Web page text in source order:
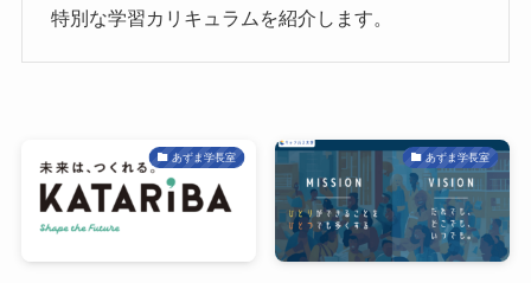
特別な学習カリキュラムを紹介します。
あずま学長室 あずま学長室